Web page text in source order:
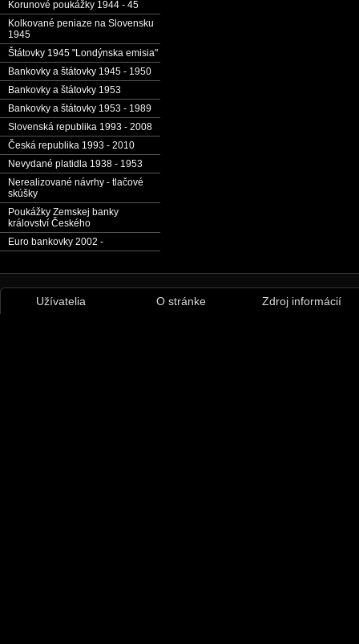
Korunové poukážky 1944 - 45
Kolkované peniaze na Slovensku
1945
Štátovky 1945 "Londýnska emisia"
Bankovky a štátovky 1945 - 1950
Bankovky a štátovky 1953
Bankovky a štátovky 1953 - 1989
Slovenská republika 1993 - 2008
Česká republika 1993 - 2010
Nevydané platidla 1938 - 1953
Nerealizované návrhy - tlačové
skúšky
Poukážky Zemskej banky
království Českého
Euro bankovky 2002 -
Užívatelia O stránke Zdroj informácií